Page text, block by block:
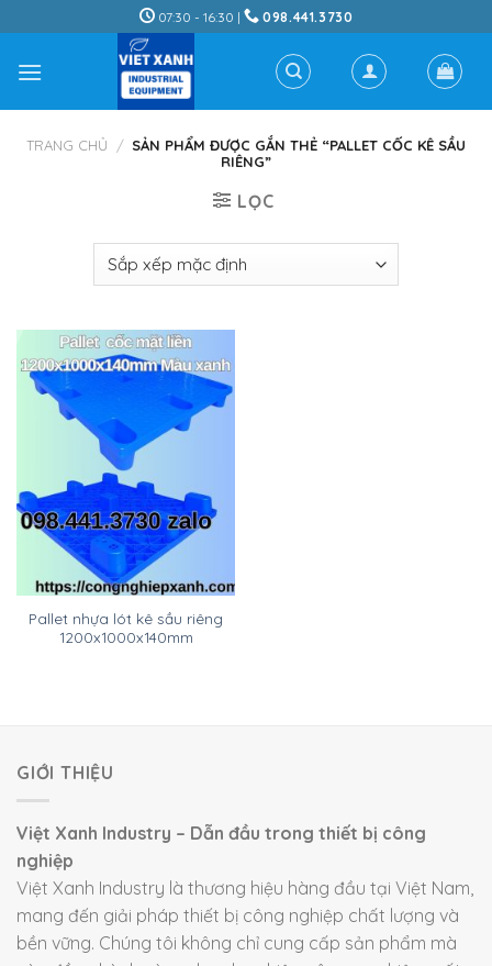
to
content
07:30 - 16:30 | 098.441.3730
TRANG CHỦ / SẢN PHẨM ĐƯỢC GẮN THẺ “PALLET CỐC KÊ SẦU
RIÊNG”
LỌC
Pallet nhựa lót kê sầu riêng
1200x1000x140mm
GIỚI THIỆU
Việt Xanh Industry – Dẫn đầu trong thiết bị công
nghiệp
Việt Xanh Industry là thương hiệu hàng đầu tại Việt Nam,
mang đến giải pháp thiết bị công nghiệp chất lượng và
bền vững. Chúng tôi không chỉ cung cấp sản phẩm mà